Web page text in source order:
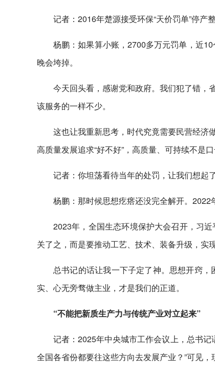
记者：2016年楚源接受环保“天价罚单”停产
杨鹏：如果算小账，2700多万元罚单，近
晚会垮掉。
今天回头看，感谢党和政府。我们犯了错，
该服务的一样不少。
这也让我重新思考，时代究竟需要民营经济
高质量发展追求“好不好”，高质量、可持续不是
记者：你坦荡看待当年的处罚，让我们想起
杨鹏：那时候思想疙瘩还没完全解开。2022
2023年，全国生态环境保护大会召开，习
关了之，而是要推动工艺、技术、装备升级，实
总书记的话让我一下子定了神。思想开窍
实、心无旁骛做主业，才是我们的正道。
“不能把新质生产力与传统产业对立起来”
记者：2025年中央城市工作会议上，总书
全国各省份都要往这些方向去发展产业？”可见